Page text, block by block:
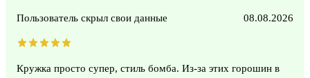
Пользователь скрыл свои данные 08.08.2026
Кружка просто супер, стиль бомба. Из-за этих горошин в